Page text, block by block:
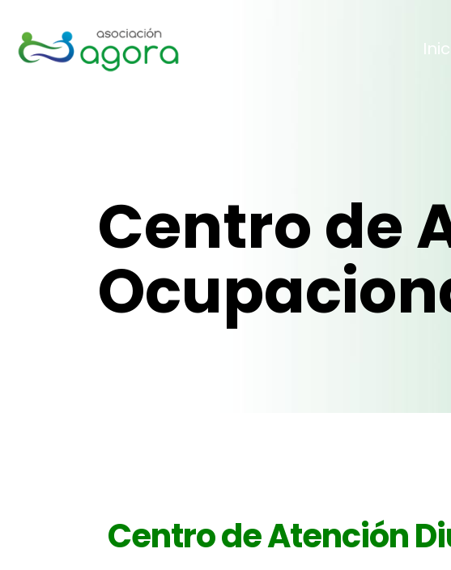
Centro de
Centro de Atención